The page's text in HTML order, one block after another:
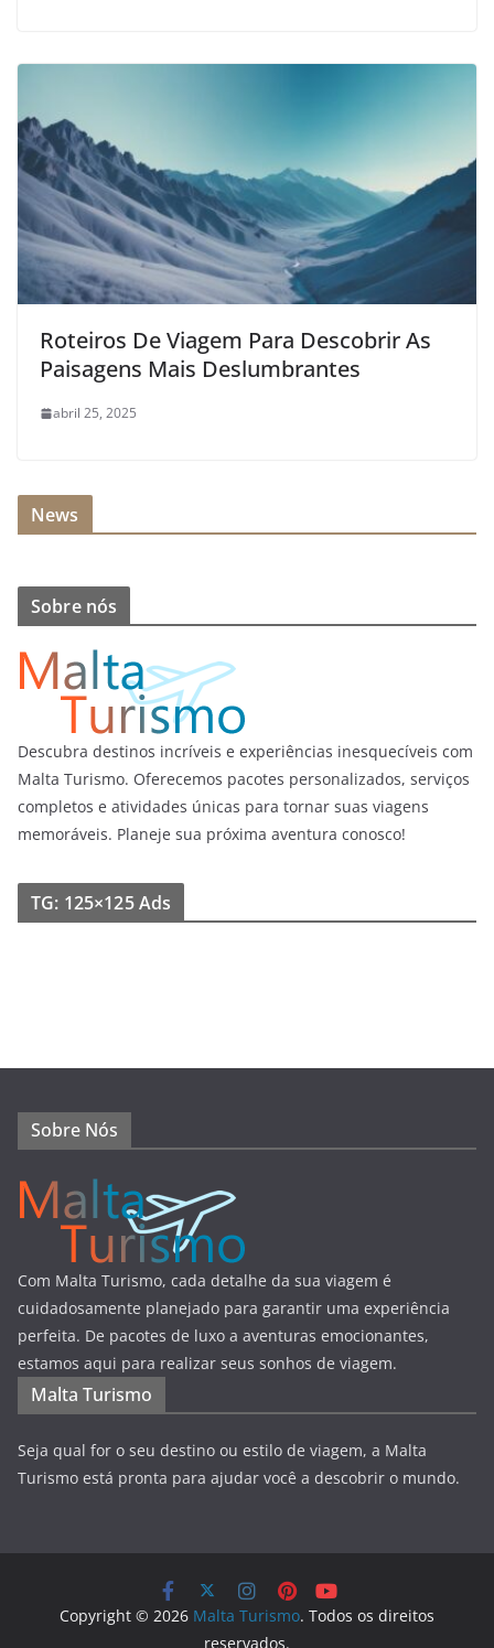
Roteiros De Viagem Para Descobrir As
Paisagens Mais Deslumbrantes
abril 25, 2025
News
Sobre nós
Descubra destinos incríveis e experiências inesquecíveis com
Malta Turismo. Oferecemos pacotes personalizados, serviços
completos e atividades únicas para tornar suas viagens
memoráveis. Planeje sua próxima aventura conosco!
TG: 125×125 Ads
Sobre Nós
Com Malta Turismo, cada detalhe da sua viagem é
cuidadosamente planejado para garantir uma experiência
perfeita. De pacotes de luxo a aventuras emocionantes,
estamos aqui para realizar seus sonhos de viagem.
Malta Turismo
Seja qual for o seu destino ou estilo de viagem, a Malta
Turismo está pronta para ajudar você a descobrir o mundo.
Copyright © 2026 Malta Turismo. Todos os direitos
reservados.